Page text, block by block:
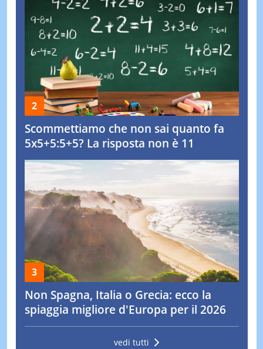
Scommettiamo che non sai quanto fa
5x5+5:5+5? La risposta non è 11
Non Spagna, Italia o Grecia: ecco la
spiaggia migliore d'Europa per il 2026
vedi tutti